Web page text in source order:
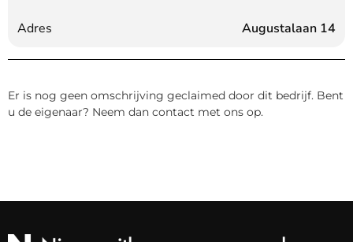
Adres Augustalaan 14
Er is nog geen omschrijving geclaimed door dit bedrijf. Bent
u de eigenaar? Neem dan contact met ons op.